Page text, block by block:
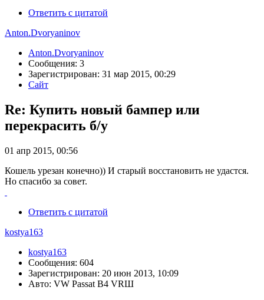
Ответить с цитатой
Anton.Dvoryaninov
Anton.Dvoryaninov
Сообщения: 3
Зарегистрирован: 31 мар 2015, 00:29
Сайт
Re: Купить новый бампер или
перекрасить б/у
01 апр 2015, 00:56
Кошель урезан конечно)) И старый восстановить не удастся.
Но спасибо за совет.
Ответить с цитатой
kostya163
kostya163
Сообщения: 604
Зарегистрирован: 20 июн 2013, 10:09
Авто: VW Passat B4 VRШ